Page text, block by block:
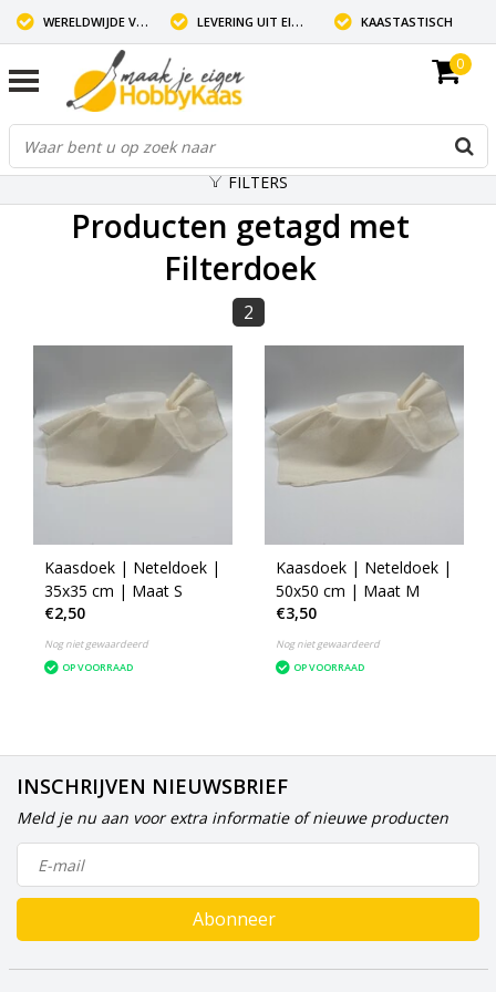
WERELDWIJDE VERZENDING LEVERING UIT EIGEN VOORRAAD KAASTASTISCH
0
FILTERS
Producten getagd met
Filterdoek
2
Kaasdoek | Neteldoek |
35x35 cm | Maat S
€2,50
Nog niet gewaardeerd
OP VOORRAAD
Kaasdoek | Neteldoek |
50x50 cm | Maat M
€3,50
Nog niet gewaardeerd
OP VOORRAAD
INSCHRIJVEN NIEUWSBRIEF
Meld je nu aan voor extra informatie of nieuwe producten
Abonneer